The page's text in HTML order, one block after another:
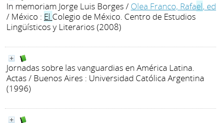
In memoriam Jorge Luis Borges / Olea Franco, Rafael, ed
/ México : El Colegio de México. Centro de Estudios
Lingüísticos y Literarios (2008)
Jornadas sobre las vanguardias en América Latina.
Actas / Buenos Aires : Universidad Católica Argentina
(1996)